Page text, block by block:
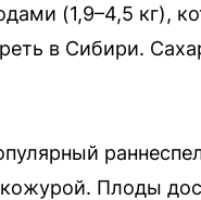
(1,9–4,5 кг),
в Сибири.
Плоды